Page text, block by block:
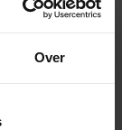
Over